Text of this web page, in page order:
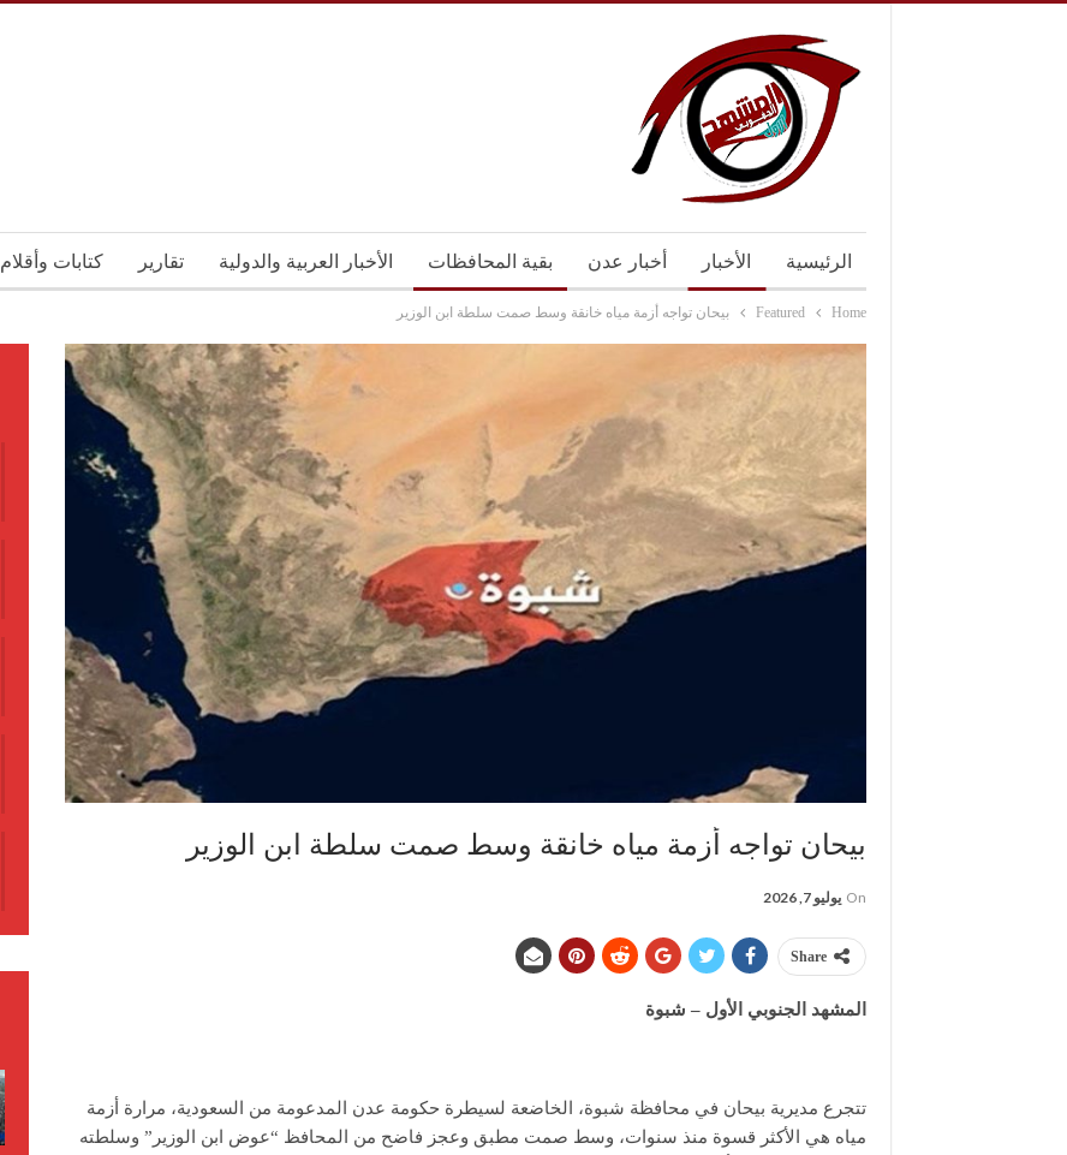
الرئيسية الأخبار أخبار عدن بقية المحافظات الأخبار العربية والدولية تقارير كتابات وأقلام
Home
Featured بيحان تواجه أزمة مياه خانقة وسط صمت سلطة ابن الوزير
بيحان تواجه أزمة مياه خانقة وسط صمت سلطة ابن الوزير
On يوليو 7, 2026
Share
المشهد الجنوبي الأول – شبوة
تتجرع مديرية بيحان في محافظة شبوة، الخاضعة لسيطرة حكومة عدن المدعومة من السعودية، مرارة أزمة
مياه هي الأكثر قسوة منذ سنوات، وسط صمت مطبق وعجز فاضح من المحافظ “عوض ابن الوزير” وسلطته